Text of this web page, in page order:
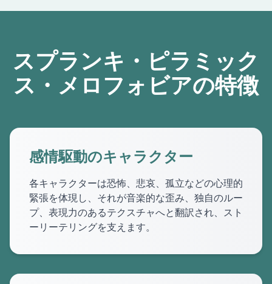
スプランキ・ピラミック
ス・メロフォビアの特徴
感情駆動のキャラクター
各キャラクターは恐怖、悲哀、孤立などの心理的
緊張を体現し、それが音楽的な歪み、独自のルー
プ、表現力のあるテクスチャへと翻訳され、スト
ーリーテリングを支えます。